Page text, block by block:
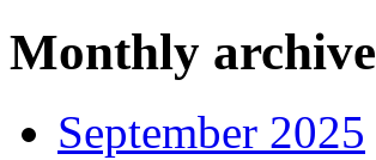
Monthly archive
September 2025